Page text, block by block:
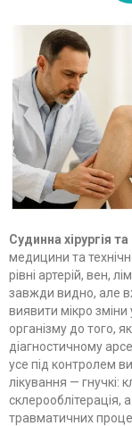
Судинна хірургія
медицини та
рівні артерій, вен,
завжди видно, але
виявити мікро зміни
організму до того,
діагностичному
усе під контролем
лікування — гнучкі:
склерооблітерація,
травматичних